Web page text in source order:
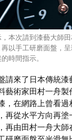
本次請到漆藝大師
以手工研磨面盤，
時間指示。
請來了日本傳統
藝術家田村一舟製
，在網路上曾看
再從水平方向再塗
再由田村一舟大師